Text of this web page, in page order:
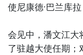
使尼康德·巴兰库
会见中，潘文江大
了驻越大使任期；